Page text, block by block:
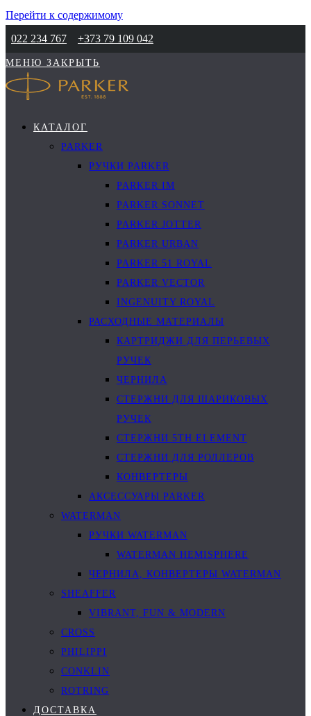
Перейти к содержимому
022 234 767
+373 79 109 042
МЕНЮ ЗАКРЫТЬ
КАТАЛОГ
PARKER
РУЧКИ PARKER
PARKER IM
PARKER SONNET
PARKER JOTTER
PARKER URBAN
PARKER 51 ROYAL
PARKER VECTOR
INGENUITY ROYAL
РАСХОДНЫЕ МАТЕРИАЛЫ
КАРТРИДЖИ ДЛЯ ПЕРЬЕВЫХ
РУЧЕК
ЧЕРНИЛА
СТЕРЖНИ ДЛЯ ШАРИКОВЫХ
РУЧЕК
СТЕРЖНИ 5TH ELEMENT
СТЕРЖНИ ДЛЯ РОЛЛЕРОВ
КОНВЕРТЕРЫ
АКСЕССУАРЫ PARKER
WATERMAN
РУЧКИ WATERMAN
WATERMAN HEMISPHERE
ЧЕРНИЛА, КОНВЕРТЕРЫ WATERMAN
SHEAFFER
VIBRANT, FUN & MODERN
CROSS
PHILIPPI
CONKLIN
ROTRING
ДОСТАВКА